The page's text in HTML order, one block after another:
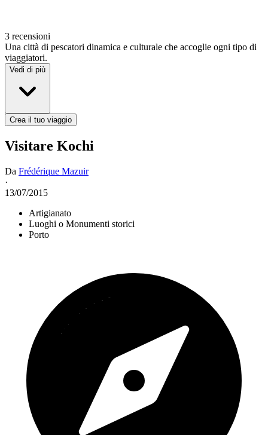
3 recensioni
Una città di pescatori dinamica e culturale che accoglie ogni tipo di
viaggiatori.
Vedi di più
Crea il tuo viaggio
Visitare Kochi
Da Frédérique Mazuir
·
13/07/2015
Artigianato
Luoghi o Monumenti storici
Porto